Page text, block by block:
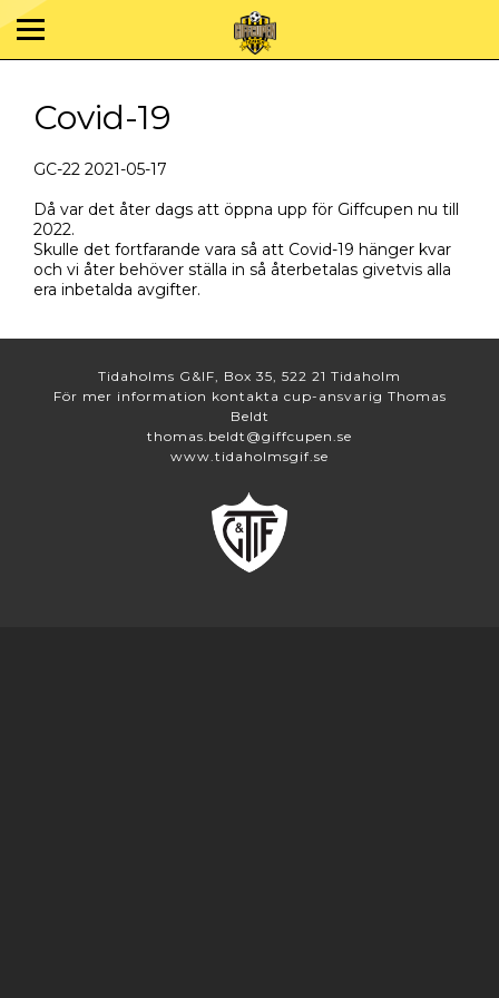
Covid-19
GC-22 2021-05-17
Då var det åter dags att öppna upp för Giffcupen nu till
2022.
Skulle det fortfarande vara så att Covid-19 hänger kvar
och vi åter behöver ställa in så återbetalas givetvis alla
era inbetalda avgifter.
Tidaholms G&IF, Box 35, 522 21 Tidaholm
För mer information kontakta cup-ansvarig Thomas
Beldt
thomas.beldt@giffcupen.se
www.tidaholmsgif.se